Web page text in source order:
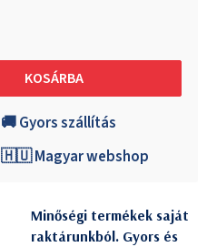
KOSÁRBA
🚚 Gyors szállítás
🇭🇺 Magyar webshop
Minőségi termékek saját
raktárunkból. Gyors és